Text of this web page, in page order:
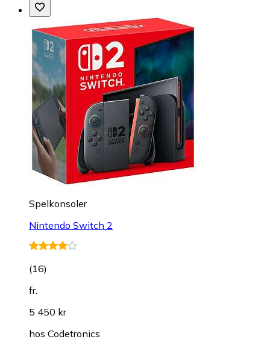
Spelkonsoler
Nintendo Switch 2
(16)
fr.
5 450 kr
hos Codetronics